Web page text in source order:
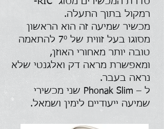
רמקול בתוך התעלה.
מכשיר שמיעה זה הוא הראשון
מסוגו בעל זווית של 7⁰ להתאמה
טובה יותר מאחורי האוזן,
ומאפשרת מראה דק ואלגנטי שלא
נראה בעבר.
ל – Phonak Slim שני מכשירי
שמיעה ייעודיים לימין ושמאל.